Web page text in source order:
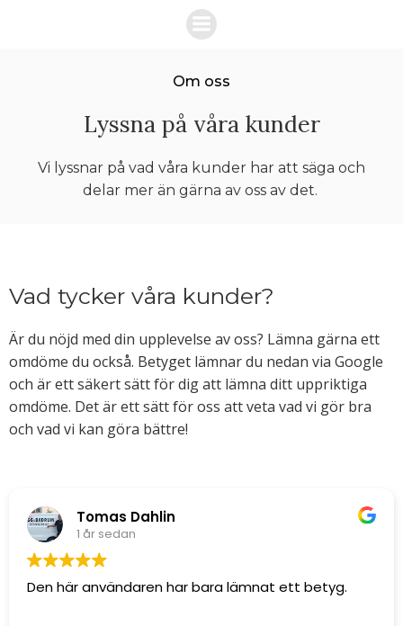
Hoppa
till
Om oss
Lyssna på våra kunder
Vi lyssnar på vad våra kunder har att säga och
delar mer än gärna av oss av det.
Vad tycker våra kunder?
Är du nöjd med din upplevelse av oss? Lämna gärna ett
omdöme du också. Betyget lämnar du nedan via Google
och är ett säkert sätt för dig att lämna ditt uppriktiga
omdöme. Det är ett sätt för oss att veta vad vi gör bra
och vad vi kan göra bättre!
Tomas Dahlin
1 år sedan
Den här användaren har bara lämnat ett betyg.